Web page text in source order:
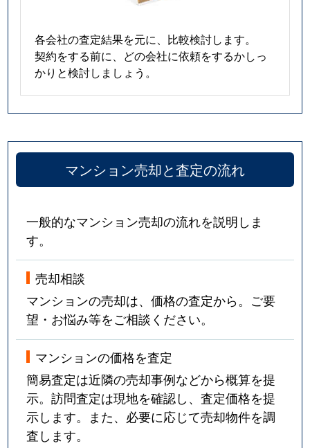
各会社の査定結果を元に、比較検討します。
契約をする前に、どの会社に依頼をするかしっ
かりと検討しましょう。
マンション売却と査定の流れ
一般的なマンション売却の流れを説明しま
す。
売却相談
マンションの売却は、価格の査定から。ご要
望・お悩み等をご相談ください。
マンションの価格を査定
簡易査定は近隣の売却事例などから概算を提
示。訪問査定は現地を確認し、査定価格を提
示します。また、必要に応じて売却物件を調
査します。